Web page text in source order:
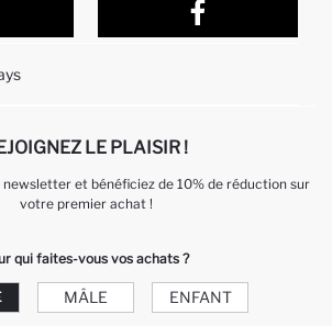
sur DeFacto ?
076 633
LE PLAISIR !
et bénéficiez de 10% de réduction sur
votre premier achat !
qui faites-vous vos achats ?
MÂLE ENFANT